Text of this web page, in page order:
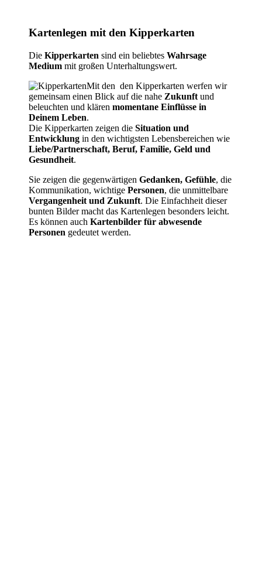
Kartenlegen mit den Kipperkarten
DieKipperkarten sind ein beliebtesWahrsage
Medium mit großen Unterhaltungswert.
Mit den den Kipperkarten werfen wir
gemeinsam einen Blick auf die nahe Zukunftund
beleuchten und klärenmomentane Einflüsse in
Deinem Leben.
Die Kipperkarten zeigen dieSituation und
Entwicklung in den wichtigsten Lebensbereichen wie
Liebe/Partnerschaft, Beruf, Familie, Geld und
Gesundheit.
Sie zeigen die gegenwärtigenGedanken, Gefühle, die
Kommunikation, wichtigePersonen, die unmittelbare
Vergangenheit und Zukunft. Die Einfachheit dieser
bunten Bilder macht das Kartenlegen besonders leicht.
Es können auchKartenbilder für abwesende
Personen gedeutet werden.